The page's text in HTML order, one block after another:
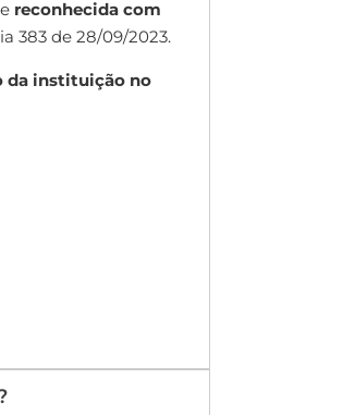
reconhecida com
383 de 28/09/2023.
da instituição no